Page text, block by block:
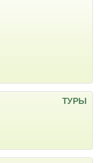
ТУРЫ